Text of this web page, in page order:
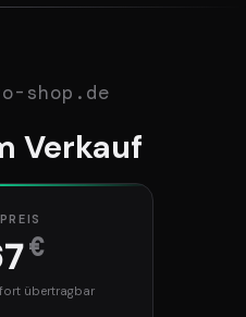
shop.de
Verkauf
€
übertragbar